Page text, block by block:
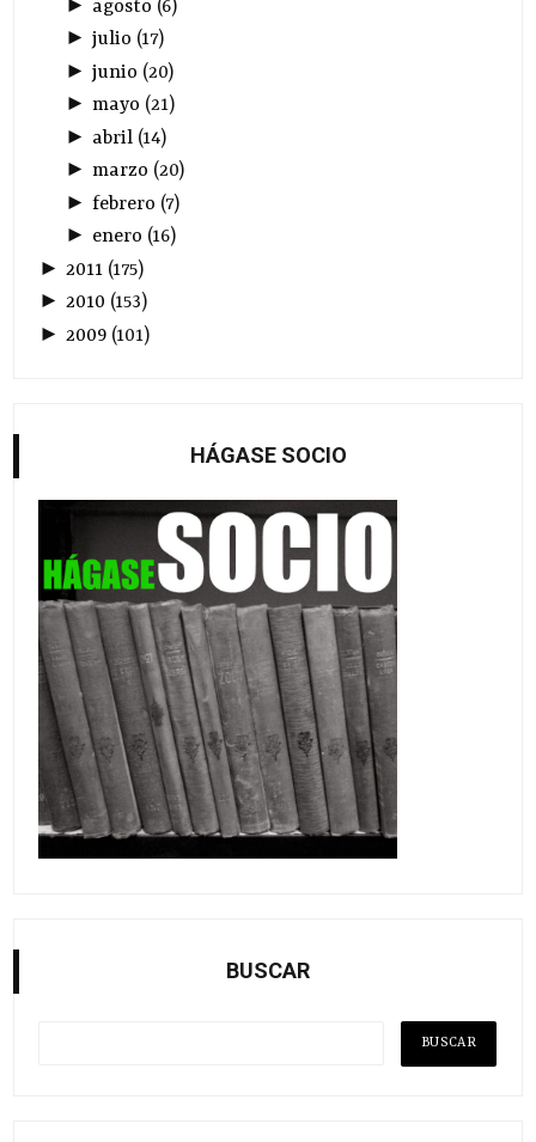
agosto (6)
► julio (17)
► junio (20)
► mayo (21)
► abril(14)
► marzo (20)
► febrero (7)
► enero (16)
► 2011 (175)
►2010 (153)
► 2009 (101)
HÁGASE SOCIO
BUSCAR